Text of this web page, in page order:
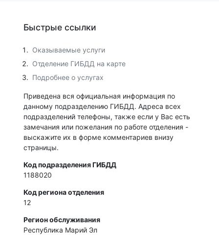
Быстрые ссылки
Оказываемые услуги
Отделение ГИБДД на карте
Подробнее о услугах
Приведена вся официальная информация по
данному подразделению ГИБДД. Адреса всех
подразделений телефоны, также если у Вас есть
замечания или пожелания по работе отделения -
выскажите их в форме комментариев внизу
страницы.
Код подразделения ГИБДД
1188020
Код региона отделения
12
Регион обслуживания
Республика Марий Эл